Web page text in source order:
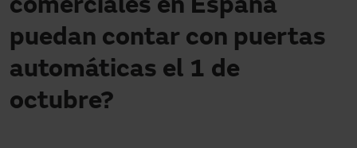
comerciales en España
puedan contar con puertas
automáticas el 1 de
octubre?